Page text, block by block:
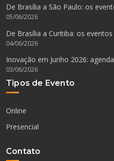
De Brasília a São Paulo: os
05/06/2026
De Brasília a Curitiba: os
04/06/2026
Inovação em Junho 2026:
03/06/2026
Tipos de Evento
Online
Presencial
Contato